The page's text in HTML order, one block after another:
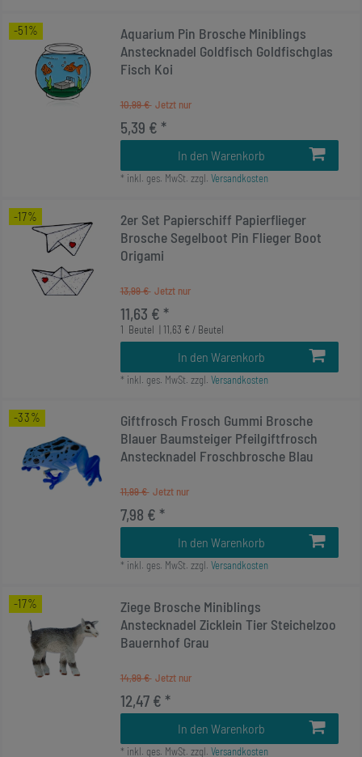
-51%
Aquarium Pin Brosche Miniblings
Anstecknadel Goldfisch Goldfischglas
Fisch Koi
10,99 €
5,39 € *
In den Warenkorb
* inkl. ges. MwSt. zzgl. Versandkosten
-17%
2er Set Papierschiff Papierflieger
Brosche Segelboot Pin Flieger Boot
Origami
13,99 €
11,63 € *
1 Beutel | 11,63 € / Beutel
In den Warenkorb
* inkl. ges. MwSt. zzgl. Versandkosten
-33%
Giftfrosch Frosch Gummi Brosche
Blauer Baumsteiger Pfeilgiftfrosch
Anstecknadel Froschbrosche Blau
11,99 €
7,98 € *
In den Warenkorb
* inkl. ges. MwSt. zzgl. Versandkosten
-17%
Ziege Brosche Miniblings
Anstecknadel Zicklein Tier Steichelzoo
Bauernhof Grau
14,99 €
12,47 € *
In den Warenkorb
* inkl. ges. MwSt. zzgl. Versandkosten